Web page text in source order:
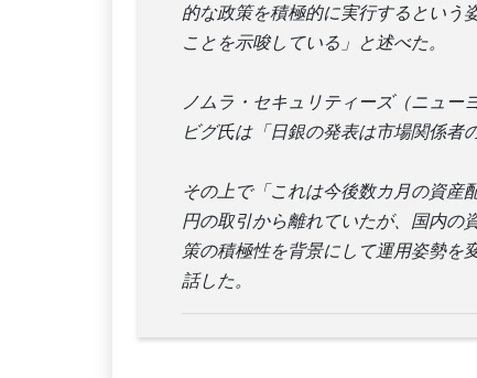
的な政策を積極的に実行するという
ことを示唆している」と述べた。
ノムラ・セキュリティーズ（ニュー
ビグ氏は「日銀の発表は市場関係者
その上で「これは今後数カ月の資産
円の取引から離れていたが、国内の
策の積極性を背景にして運用姿勢を
話した。